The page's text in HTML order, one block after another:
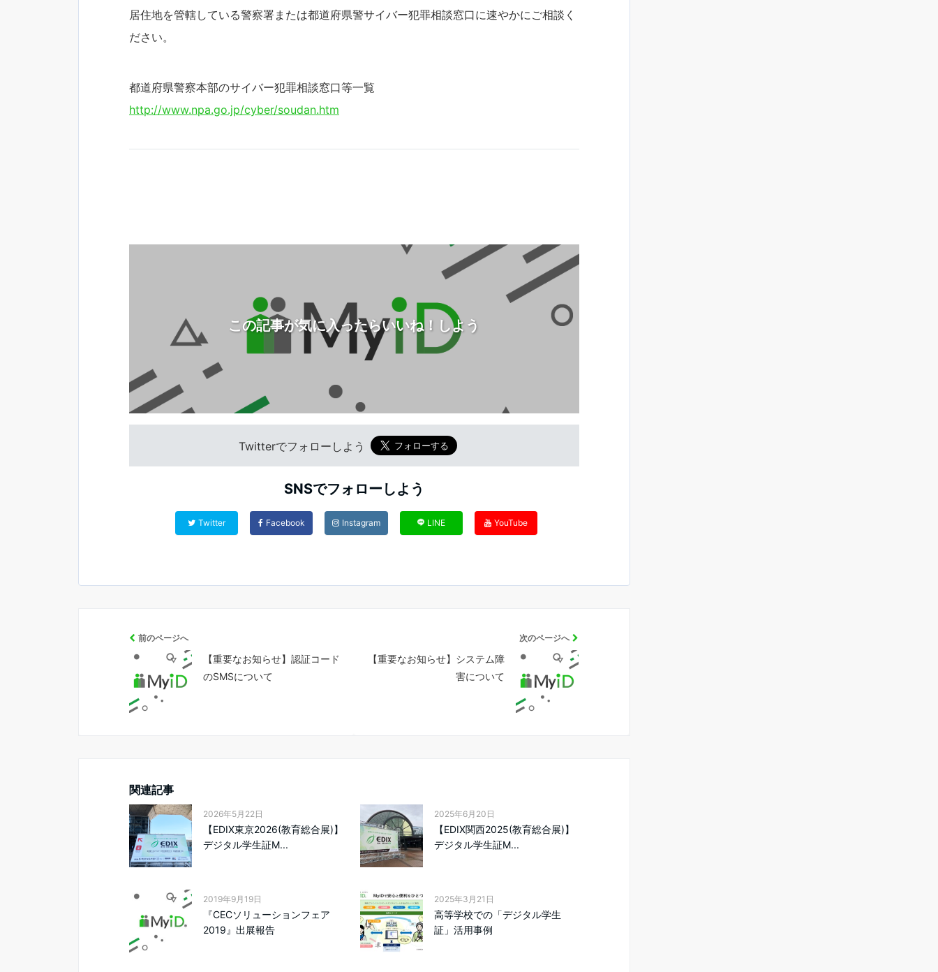
居住地を管轄している警察署または都道府県警サイバー犯罪相談窓口に速やかにご相談く
ださい。
都道府県警察本部のサイバー犯罪相談窓口等一覧
http://www.npa.go.jp/cyber/soudan.htm
この記事が気に入ったらいいね！しよう
Twitterでフォローしよう
SNSでフォローしよう
Twitter Facebook Instagram LINE YouTube
前のページへ
【重要なお知らせ】認証コード
のSMSについて
次のページへ
【重要なお知らせ】システム障
害について
関連記事
2026年5月22日
【EDIX東京2026(教育総合展)】
デジタル学生証M...
2025年6月20日
【EDIX関西2025(教育総合展)】
デジタル学生証M...
2019年9月19日
『CECソリューションフェア
2019』出展報告
2025年3月21日
高等学校での「デジタル学生
証」活用事例